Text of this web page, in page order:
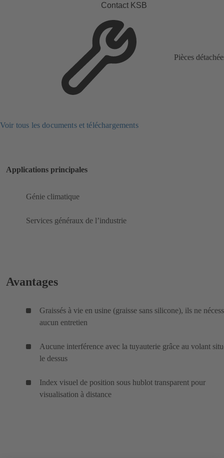
Contact KSB
Pièces
Voir tous les documents et téléchargements
Applications principales
Génie climatique
Services généraux de l’industrie
Avantages
Graissés à vie en usine (graisse sans silicone), ils ne
aucun entretien
Aucune interférence avec la tuyauterie grâce au volant
le dessus
Index visuel de position sous hublot transparent pour
visualisation à distance